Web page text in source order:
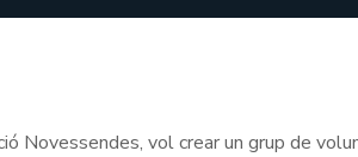
Novessendes, vol crear un grup de